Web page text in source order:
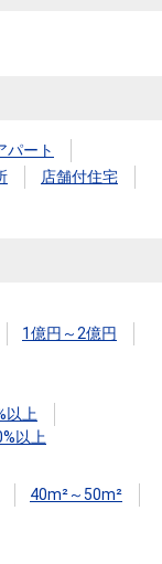
パート
店舗付住宅
1億円～2億円
以上
以上
40m²～50m²